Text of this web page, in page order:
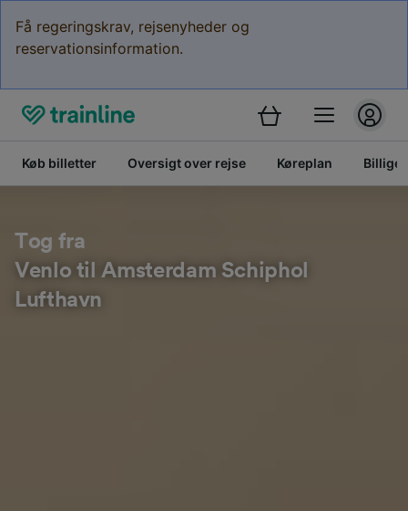
Få regeringskrav, rejsenyheder og
reservationsinformation.
Køb billetter Oversigt over rejse Køreplan Billige
Tog fra
Venlo til Amsterdam Schiphol
Lufthavn